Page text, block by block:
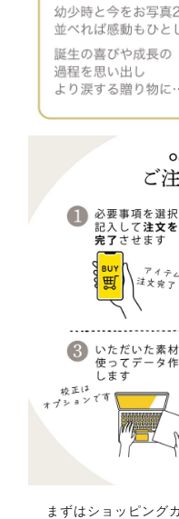
まずはショッピング